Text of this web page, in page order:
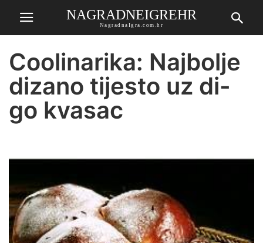
NAGRADNEIGREHR
NagradnaIgra.com.hr
Coolinarika: Najbolje
dizano tijesto uz di-
go kvasac